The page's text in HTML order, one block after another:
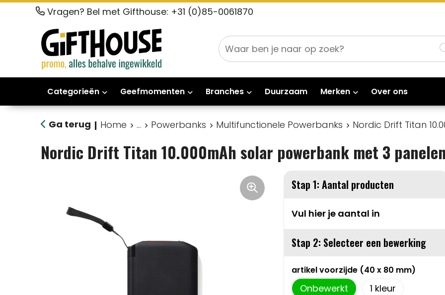
Vragen? Bel met Gifthouse: +31 (0)85-0061870
Categorieën Geefmomenten Branches Duurzaam Merken Over ons
Ga terug | Home ... Powerbanks Multifunctionele Powerbanks Nordic Drift Titan
Nordic Drift Titan 10.000mAh solar powerbank met 3
Stap 1: Aantal producten
Vul hier je aantal in
Stap 2: Selecteer een bewerking
artikel voorzijde (40 x 80 mm)
Onbewerkt
1